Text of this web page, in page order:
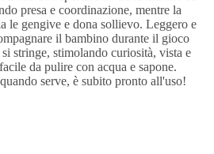
presa e coordinazione, mentre la
le gengive e dona sollievo. Leggero e
il bambino durante il gioco
stringe, stimolando curiosità, vista e
da pulire con acqua e sapone.
serve, è subito pronto all'uso!